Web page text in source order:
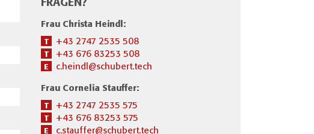
FRAGEN?
Frau Christa Heindl:
T +43 2747 2535 508
T +43 676 83253 508
E c.heindl@schubert.tech
Frau Cornelia Stauffer:
T +43 2747 2535 575
T +43 676 83253 575
E c.stauffer@schubert.tech